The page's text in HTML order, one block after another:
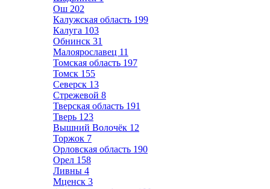
Ош 202
Калужская область 199
Калуга 103
Обнинск 31
Малоярославец 11
Томская область 197
Томск 155
Северск 13
Стрежевой 8
Тверская область 191
Тверь 123
Вышний Волочёк 12
Торжок 7
Орловская область 190
Орел 158
Ливны 4
Мценск 3